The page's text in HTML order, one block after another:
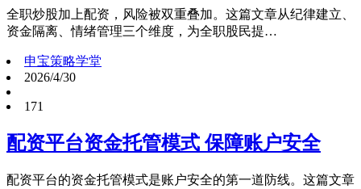
全职炒股加上配资，风险被双重叠加。这篇文章从纪律建立、
资金隔离、情绪管理三个维度，为全职股民提…
申宝策略学堂
2026/4/30
171
配资平台资金托管模式 保障账户安全
配资平台的资金托管模式是账户安全的第一道防线。这篇文章